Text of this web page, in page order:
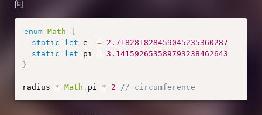
间
enum Math
{
static
let e = 2.718281828459045235360287
static
let pi = 3.141592653589793238462643
}
radius * Math . pi * 2 // circumference